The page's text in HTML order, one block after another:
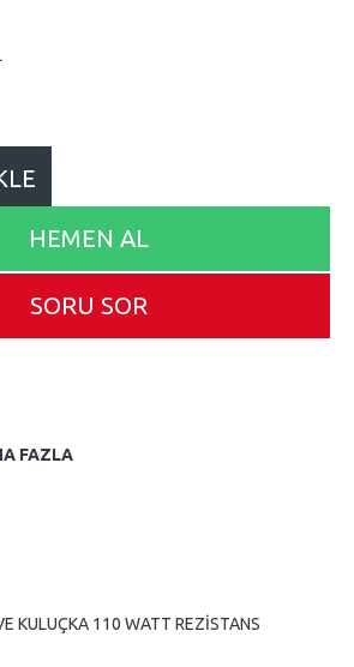
HEMEN AL
SORU SOR
FAZLA
KULUÇKA 110 WATT REZİSTANS